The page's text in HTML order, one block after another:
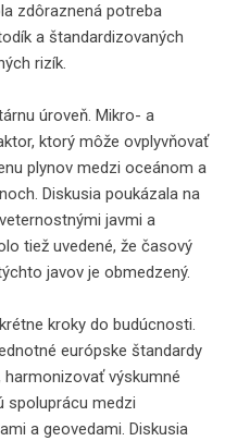
zdôraznená potreba
a štandardizovaných
rizík.
úroveň. Mikro- a
ktorý môže ovplyvňovať
plynov medzi oceánom a
Diskusia poukázala na
javmi a
tiež uvedené, že časový
javov je obmedzený.
kroky do budúcnosti.
európske štandardy
výskumné
spoluprácu medzi
a geovedami. Diskusia